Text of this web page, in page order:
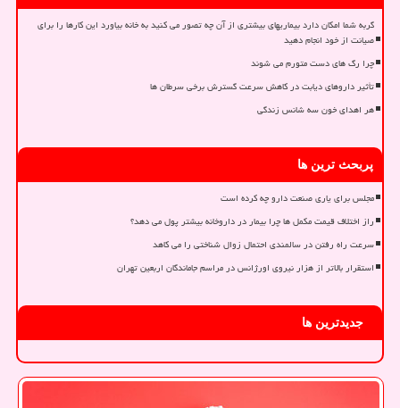
گربه شما امکان دارد بیماریهای بیشتری از آن چه تصور می کنید به خانه بیاورد این کارها را برای
صیانت از خود انجام دهید
چرا رگ های دست متورم می شوند
تأثیر داروهای دیابت در کاهش سرعت گسترش برخی سرطان ها
هر اهدای خون سه شانس زندگی
پربحث ترین ها
مجلس برای یاری صنعت دارو چه کرده است
راز اختلاف قیمت مکمل ها چرا بیمار در داروخانه بیشتر پول می دهد؟
سرعت راه رفتن در سالمندی احتمال زوال شناختی را می کاهد
استقرار بالاتر از هزار نیروی اورژانس در مراسم جاماندگان اربعین تهران
جدیدترین ها